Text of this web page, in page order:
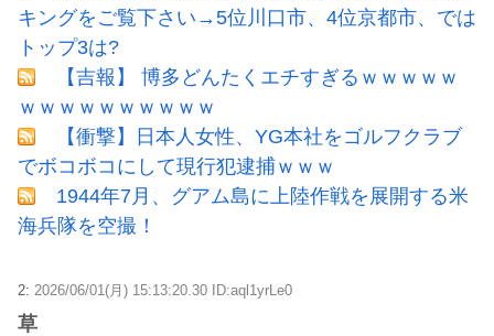
キングをご覧下さい→5位川口市、4位京都市、では
トップ3は?
【吉報】 博多どんたくエチすぎるｗｗｗｗｗ
ｗｗｗｗｗｗｗｗｗｗ
【衝撃】日本人女性、YG本社をゴルフクラブ
でボコボコにして現行犯逮捕ｗｗｗ
1944年7月、グアム島に上陸作戦を展開する米
海兵隊を空撮！
2: 2026/06/01(月) 15:13:20.30 ID:aql1yrLe0
草